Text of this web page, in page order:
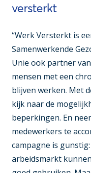
versterkt
“Werk Versterkt is
Samenwerkende
Unie ook partner
mensen met een
blijven werken. Met
kijk naar de
beperkingen. En
medewerkers te
campagne is
arbeidsmarkt